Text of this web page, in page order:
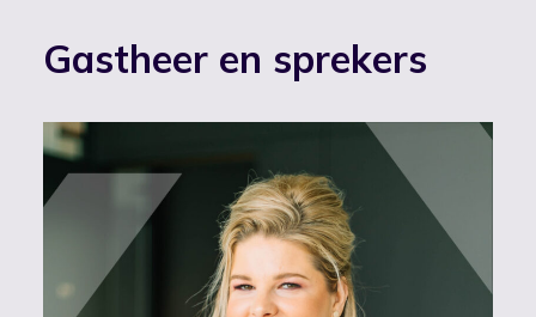
Gastheer en sprekers